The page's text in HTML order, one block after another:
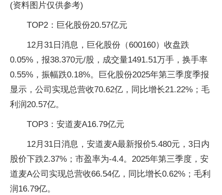
(资料图片仅供参考)
TOP2：巨化股份20.57亿元
12月31日消息，巨化股份（600160）收盘跌
0.05%，报38.370元/股，成交量1491.51万手，换手率
0.55%，振幅跌0.18%。巨化股份2025年第三季度季报
显示，公司实现总营收70.62亿，同比增长21.22%；毛
利润20.57亿。
TOP3：安道麦A16.79亿元
12月31日消息，安道麦A最新报价5.480元，3日内
股价下跌2.37%；市盈率为-4.4。2025年第三季度，安
道麦A公司实现总营收66.54亿，同比增长0.62%；毛利
润16.79亿。